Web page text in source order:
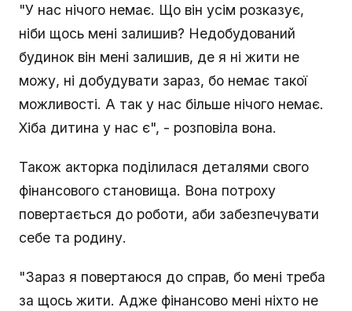
"У нас нічого немає. Що він усім розказує,
ніби щось мені залишив? Недобудований
будинок він мені залишив, де я ні жити не
можу, ні добудувати зараз, бо немає такої
можливості. А так у нас більше нічого немає.
Хіба дитина у нас є", - розповіла вона.
Також акторка поділилася деталями свого
фінансового становища. Вона потроху
повертається до роботи, аби забезпечувати
себе та родину.
"Зараз я повертаюся до справ, бо мені треба
за щось жити. Адже фінансово мені ніхто не